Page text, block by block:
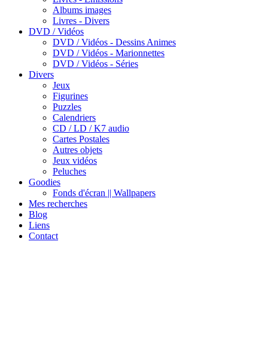
Albums images
Livres - Divers
DVD / Vidéos
DVD / Vidéos - Dessins Animes
DVD / Vidéos - Marionnettes
DVD / Vidéos - Séries
Divers
Jeux
Figurines
Puzzles
Calendriers
CD / LD / K7 audio
Cartes Postales
Autres objets
Jeux vidéos
Peluches
Goodies
Fonds d'écran || Wallpapers
Mes recherches
Blog
Liens
Contact